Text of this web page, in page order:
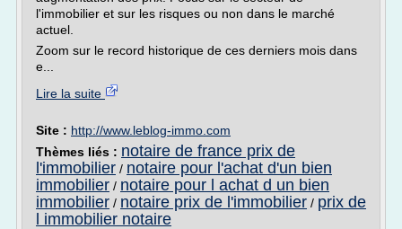
l'immobilier et sur les risques ou non dans le marché
actuel.
Zoom sur le record historique de ces derniers mois dans
e...
Lire la suite
Site : http://www.leblog-immo.com
Thèmes liés : notaire de france prix de
l'immobilier / notaire pour l'achat d'un bien
immobilier / notaire pour l achat d un bien
immobilier / notaire prix de l'immobilier / prix de
l immobilier notaire